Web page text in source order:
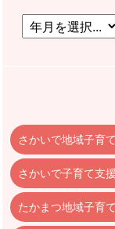
さかいで地域子育
さかいで子育て支
たかまつ地域子育